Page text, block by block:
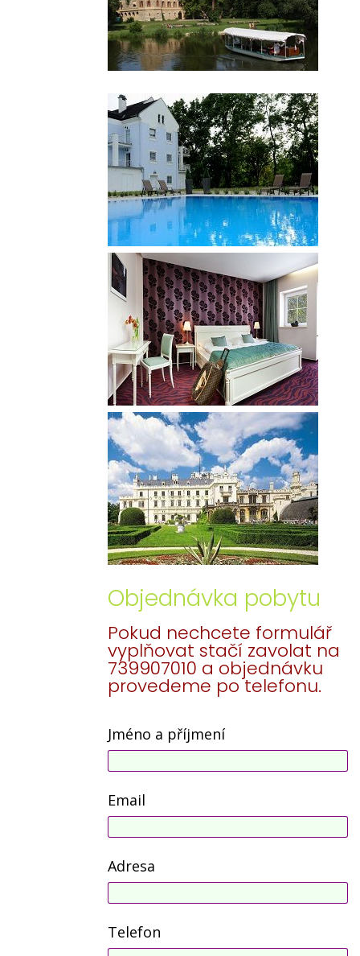
Objednávka pobytu
Pokud nechcete formulář
vyplňovat stačí zavolat na
739907010 a objednávku
provedeme po telefonu.
Jméno a příjmení
Email
Adresa
Telefon